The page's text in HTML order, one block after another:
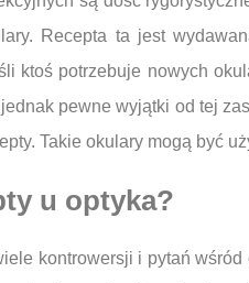
Recepta ta jest
ktoś potrzebuje nowych
pewne wyjątki od tej
Takie okulary mogą być
u optyka?
kontrowersji i pytań